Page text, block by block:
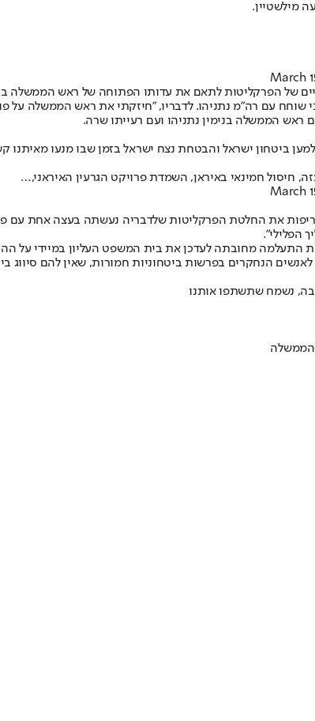
מילשטיין.
March
של הפרקליטות לתאם את עדותו הפתוחה של ראש הממשלה
כי שוחח עם רה"מ נתניהו. לדבריו, "חיזקתי את ראש הממשלה
ראש הממשלה בנימין נתניהו ועם רעייתו שרה.
ביטחון ישראל והבטחת נצח ישראל בזמן שבו מנעו מאיתנו
חיסול חמינאי באיראן, השמדת פרויקט הגרעין האיראני,…
March
את החלטת הפרקליטות שלדבריה נעשתה בעצה אחת עם
הפלילי".
התעלמה מחובתה לעדכן את בית המשפט העליון במיידי על
הנחקרים בפרשות ביטחוניות חמורות, שאין להם סיווג
נשמח שתשתפו אותנו